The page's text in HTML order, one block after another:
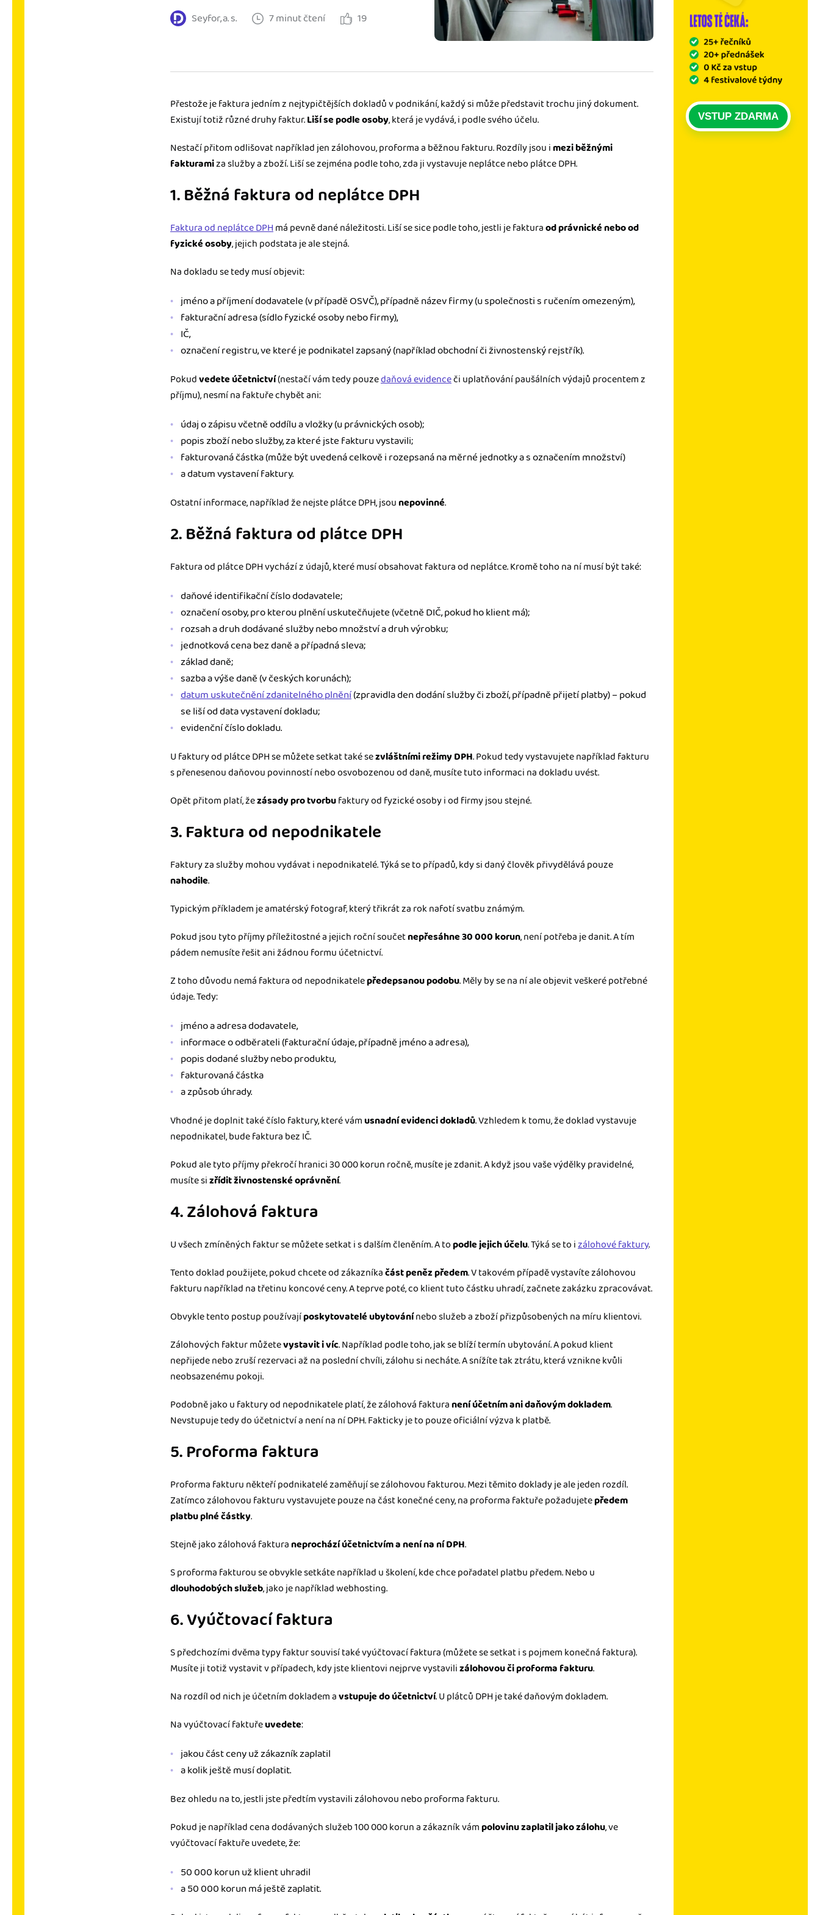
Výkazy pro úřady
propojení s e-shopem, bankou, CRM...
VSTUP ZDARMA
Seyfor, a. s. 7 minut čtení 19
Přestože je faktura jedním z nejtypičtějších dokladů v podnikání, každý si může představit trochu jiný dokument.
Existují totiž různé druhy faktur.Liší se podle osoby, která je vydává, i podle svého účelu.
Nestačí přitom odlišovat například jen zálohovou, proforma a běžnou fakturu. Rozdíly jsou imezi běžnými
fakturamiza služby a zboží. Liší se zejména podle toho, zda ji vystavuje neplátce nebo plátce DPH.
1. Běžná faktura od neplátce DPH
Faktura od neplátce DPHmá pevně dané náležitosti. Liší se sice podle toho, jestli je fakturaod právnické nebo od
fyzické osoby, jejich podstata je ale stejná.
Na dokladu se tedy musí objevit:
jméno a příjmení dodavatele (v případě OSVČ), případně název firmy (u společnosti s ručením omezeným),
fakturační adresa (sídlo fyzické osoby nebo firmy),
IČ,
označení registru, ve které je podnikatel zapsaný (například obchodní či živnostenský rejstřík).
Pokudvedete účetnictví(nestačí vám tedy pouzedaňová evidenceči uplatňování paušálních výdajů procentem z
příjmu), nesmí na faktuře chybět ani:
údaj o zápisu včetně oddílu a vložky (u právnických osob);
popis zboží nebo služby, za které jste fakturu vystavili;
fakturovaná částka (může být uvedená celkově i rozepsaná na měrné jednotky a s označením množství)
a datum vystavení faktury.
Ostatní informace, například že nejste plátce DPH, jsounepovinné.
2. Běžná faktura od plátce DPH
Faktura od plátce DPH vychází z údajů, které musí obsahovat faktura od neplátce. Kromě toho na ní musí být také:
daňové identifikační číslo dodavatele;
označení osoby, pro kterou plnění uskutečňujete (včetně DIČ, pokud ho klient má);
rozsah a druh dodávané služby nebo množství a druh výrobku;
jednotková cena bez daně a případná sleva;
základ daně;
sazba a výše daně (v českých korunách);
datum uskutečnění zdanitelného plnění(zpravidla den dodání služby či zboží, případně přijetí platby) – pokud
se liší od data vystavení dokladu;
evidenční číslo dokladu.
U faktury od plátce DPH se můžete setkat také sezvláštními režimy DPH. Pokud tedy vystavujete například fakturu
s přenesenou daňovou povinností nebo osvobozenou od daně, musíte tuto informaci na dokladu uvést.
Opět přitom platí, žezásady pro tvorbufaktury od fyzické osoby i od firmy jsou stejné.
3. Faktura od nepodnikatele
Faktury za služby mohou vydávat i nepodnikatelé. Týká se to případů, kdy si daný člověk přivydělává pouze
nahodile.
Typickým příkladem je amatérský fotograf, který třikrát za rok nafotí svatbu známým.
Pokud jsou tyto příjmy příležitostné a jejich roční součetnepřesáhne 30 000 korun, není potřeba je danit. A tím
pádem nemusíte řešit ani žádnou formu účetnictví.
Z toho důvodu nemá faktura od nepodnikatelepředepsanou podobu. Měly by se na ní ale objevit veškeré potřebné
údaje. Tedy:
jméno a adresa dodavatele,
informace o odběrateli (fakturační údaje, případně jméno a adresa),
popis dodané služby nebo produktu,
fakturovaná částka
a způsob úhrady.
Vhodné je doplnit také číslo faktury, které vámusnadní evidenci dokladů. Vzhledem k tomu, že doklad vystavuje
nepodnikatel, bude faktura bez IČ.
Pokud ale tyto příjmy překročí hranici 30 000 korun ročně, musíte je zdanit. A když jsou vaše výdělky pravidelné,
musíte sizřídit živnostenské oprávnění.
4. Zálohová faktura
U všech zmíněných faktur se můžete setkat i s dalším členěním. A topodle jejich účelu. Týká se to izálohové faktury.
Tento doklad použijete, pokud chcete od zákazníkačást peněz předem. V takovém případě vystavíte zálohovou
fakturu například na třetinu koncové ceny. A teprve poté, co klient tuto částku uhradí, začnete zakázku zpracovávat.
Obvykle tento postup používajíposkytovatelé ubytovánínebo služeb a zboží přizpůsobených na míru klientovi.
Zálohových faktur můžetevystavit i víc. Například podle toho, jak se blíží termín ubytování. A pokud klient
nepřijede nebo zruší rezervaci až na poslední chvíli, zálohu si necháte. A snížíte tak ztrátu, která vznikne kvůli
neobsazenému pokoji.
Podobně jako u faktury od nepodnikatele platí, že zálohová fakturanení účetním ani daňovým dokladem.
Nevstupuje tedy do účetnictví a není na ní DPH. Fakticky je to pouze oficiální výzva k platbě.
5. Proforma faktura
Proforma fakturu někteří podnikatelé zaměňují se zálohovou fakturou. Mezi těmito doklady je ale jeden rozdíl.
Zatímco zálohovou fakturu vystavujete pouze na část konečné ceny, na proforma faktuře požadujetepředem
platbu plné částky.
Stejně jako zálohová fakturaneprochází účetnictvím a není na ní DPH.
S proforma fakturou se obvykle setkáte například u školení, kde chce pořadatel platbu předem. Nebo u
dlouhodobých služeb, jako je například webhosting.
6. Vyúčtovací faktura
S předchozími dvěma typy faktur souvisí také vyúčtovací faktura (můžete se setkat i s pojmem konečná faktura).
Musíte ji totiž vystavit v případech, kdy jste klientovi nejprve vystavilizálohovou či proforma fakturu.
Na rozdíl od nich je účetním dokladem avstupuje do účetnictví. U plátců DPH je také daňovým dokladem.
Na vyúčtovací faktuřeuvedete:
jakou část ceny už zákazník zaplatil
a kolik ještě musí doplatit.
Bez ohledu na to, jestli jste předtím vystavili zálohovou nebo proforma fakturu.
Pokud je například cena dodávaných služeb 100 000 korun a zákazník vámpolovinu zaplatil jako zálohu, ve
vyúčtovací faktuře uvedete, že:
50 000 korun už klient uhradil
a 50 000 korun má ještě zaplatit.